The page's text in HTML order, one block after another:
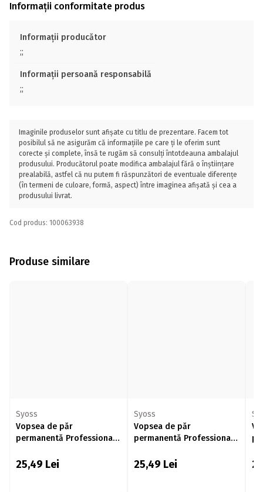
Informații conformitate produs
Informații producător
;;
Informații persoană responsabilă
;;
Imaginile produselor sunt afișate cu titlu de prezentare. Facem tot
posibilul să ne asigurăm că informațiile pe care ți le oferim sunt
corecte și complete, însă te rugăm să consulți întotdeauna ambalajul
produsului. Producătorul poate modifica ambalajul fără o înștiințare
prealabilă, astfel că nu putem fi răspunzători de eventuale diferențe
(în termeni de culoare, formă, aspect) între imaginea afișată și cea a
produsului livrat.
Cod produs: 100063938
Produse similare
Syoss
Vopsea de păr
permanentă Professional
mediu 115ml
25,49 Lei
Syoss
Vopsea de păr
permanentă Professional
ciocolatiu 115ml
25,49 Lei